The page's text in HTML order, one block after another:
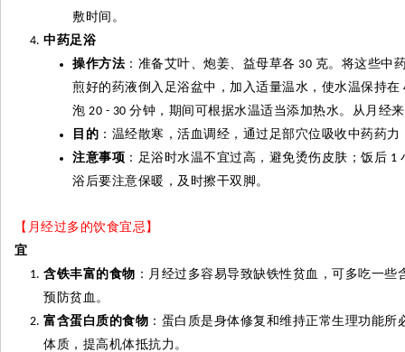
敷时间。
中药足浴
操作方法 ：准备艾叶、炮姜、益母草各 30 克。将这些中
煎好的药液倒入足浴盆中，加入适量温水，使水温保持在
泡 20 - 30 分钟，期间可根据水温适当添加热水。从月经
目的 ：温经散寒，活血调经，通过足部穴位吸收中药药
注意事项 ：足浴时水温不宜过高，避免烫伤皮肤；饭后 1
浴后要注意保暖，及时擦干双脚。
【月经过多的饮食宜忌】
宜
含铁丰富的食物 ：月经过多容易导致缺铁性贫血，可多吃一
预防贫血。
富含蛋白质的食物 ：蛋白质是身体修复和维持正常生理功能
体质，提高机体抵抗力。